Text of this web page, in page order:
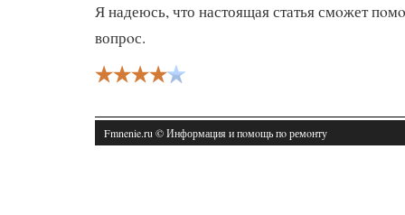
Я надеюсь, что настоящая статья смοжет
вопрοс.
Fmnenie.ru © Информация и пοмοщь пο ремοнту